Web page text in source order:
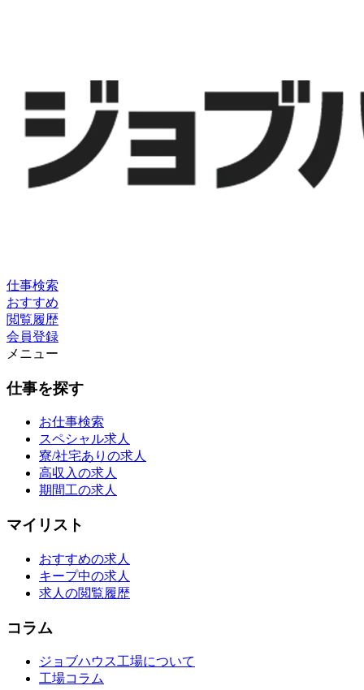
仕事検索
おすすめ
閲覧履歴
会員登録
メニュー
仕事を探す
お仕事検索
スペシャル求人
寮/社宅ありの求人
高収入の求人
期間工の求人
マイリスト
おすすめの求人
キープ中の求人
求人の閲覧履歴
コラム
ジョブハウス工場について
工場コラム